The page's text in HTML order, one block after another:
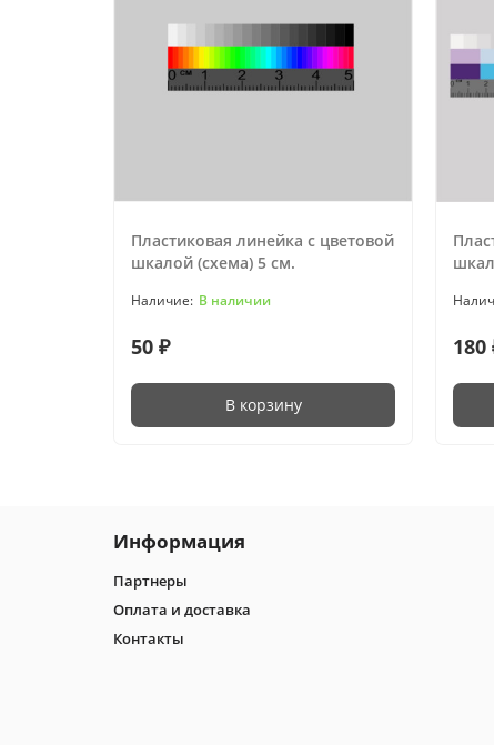
Пластиковая линейка с цветовой
шкалой (схема) 5 см.
В наличии
50 ₽
В корзину
180
Информация
Партнеры
Оплата и доставка
Контакты